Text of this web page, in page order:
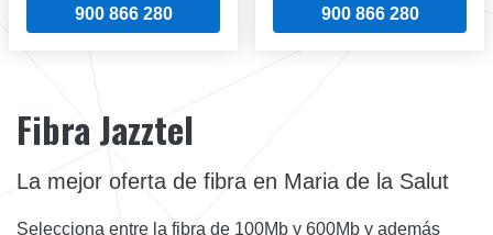
900 866 280 900 866 280
Fibra Jazztel
La mejor oferta de fibra en Maria de la Salut
Selecciona entre la fibra de 100Mb y 600Mb y además